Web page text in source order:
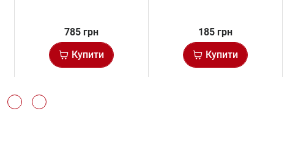
785 грн
Купити
185 грн
Купити